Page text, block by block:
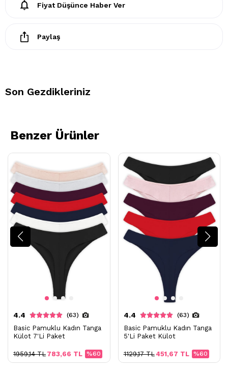
Fiyat Düşünce Haber Ver
Paylaş
Son Gezdikleriniz
Benzer Ürünler
4.4 (63)
Basic Pamuklu Kadın Tanga
Külot 7'Li Paket
%60
783,66 TL
1959,14 TL
4.4 (63)
Basic Pamuklu Kadın Tanga
5'Li Paket Külot
%60
451,67 TL
1129,17 TL